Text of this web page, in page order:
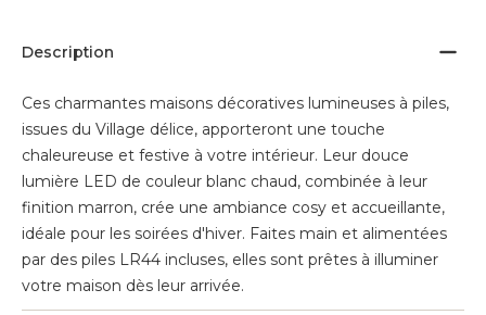
Description
Ces charmantes maisons décoratives lumineuses à piles,
issues du Village délice, apporteront une touche
chaleureuse et festive à votre intérieur. Leur douce
lumière LED de couleur blanc chaud, combinée à leur
finition marron, crée une ambiance cosy et accueillante,
idéale pour les soirées d'hiver. Faites main et alimentées
par des piles LR44 incluses, elles sont prêtes à illuminer
votre maison dès leur arrivée.